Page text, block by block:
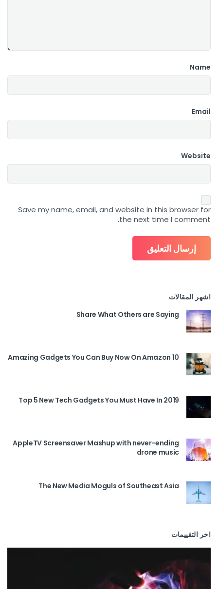
Name
Email
Website
Save my name, email, and website in this browser for
the next time I comment.
اشهر المقالات
Share What Others are Saying
10 Amazing Gadgets You Can Buy Now On Amazon
Top 5 New Tech Gadgets You Must Have In 2019
AppleTV Screensaver Mashup with never-ending
drone music
The New Media Moguls of Southeast Asia
اخر التقييمات